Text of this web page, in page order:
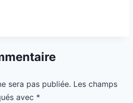
sera pas publiée. Les champs
avec *